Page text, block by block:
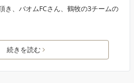
き、バオムFCさん、鶴牧の3チームの
続きを読む